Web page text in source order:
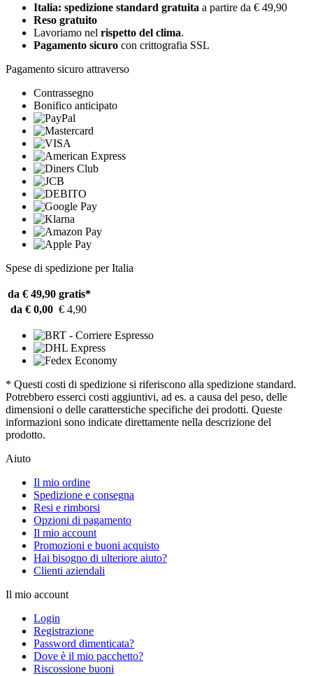
Italia: spedizione standard gratuita a partire da € 49,90
Reso gratuito
Lavoriamo nel rispetto del clima.
Pagamento sicuro con crittografia SSL
Pagamento sicuro attraverso
Contrassegno
Bonifico anticipato
Spese di spedizione per Italia
da € 49,90 gratis*
da € 0,00 € 4,90
* Questi costi di spedizione si riferiscono alla spedizione standard.
Potrebbero esserci costi aggiuntivi, ad es. a causa del peso, delle
dimensioni o delle caratterstiche specifiche dei prodotti. Queste
informazioni sono indicate direttamente nella descrizione del
prodotto.
Aiuto
Il mio ordine
Spedizione e consegna
Resi e rimborsi
Opzioni di pagamento
Il mio account
Promozioni e buoni acquisto
Hai bisogno di ulteriore aiuto?
Clienti aziendali
Il mio account
Login
Registrazione
Password dimenticata?
Dove è il mio pacchetto?
Riscossione buoni